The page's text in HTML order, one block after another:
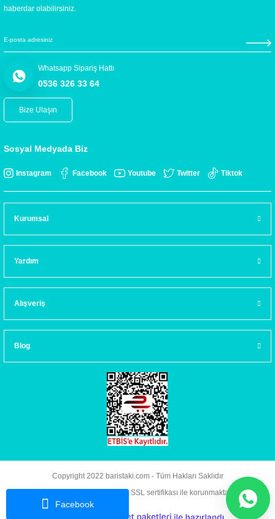
Facebook
haberdar olabilirsiniz.
Whatsapp Sipariş Hattı
0536 326 33 64
Bize Ulaşın
Sosyal Medyada Biz
Instagram Facebook Youtube Twitter Tiktok
Kurumsal
Yardım
Alışveriş
Blog
Copyright 2022 baristaki.com - Tüm Hakları Saklıdır
Kredi kartı bilgileriniz 256bit SSL sertifikası ile korunmaktadır.
e- ile